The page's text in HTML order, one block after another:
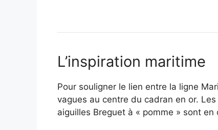
L’inspiration maritime
Pour souligner le lien entre la ligne
vagues au centre du cadran en or.
aiguilles Breguet à « pomme » sont en